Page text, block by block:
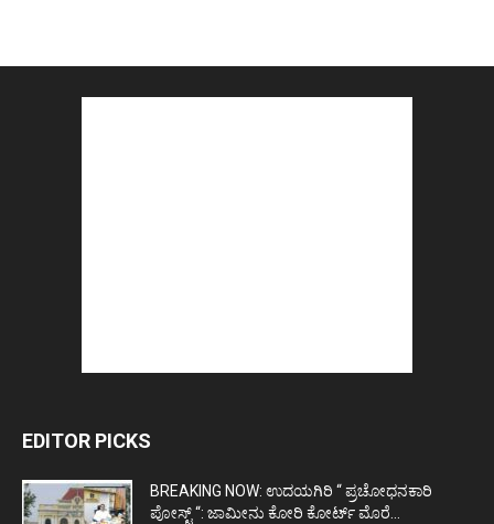
EDITOR PICKS
BREAKING NOW: ಉದಯಗಿರಿ “ ಪ್ರಚೋಧನಕಾರಿ
ಪೋಸ್ಟ್‌ “: ಜಾಮೀನು ಕೋರಿ ಕೋರ್ಟ್‌ ಮೊರೆ...